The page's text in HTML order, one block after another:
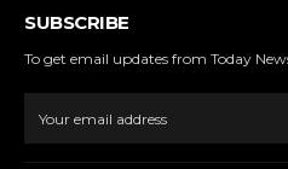
SUBSCRIBE
To get email updates from Today